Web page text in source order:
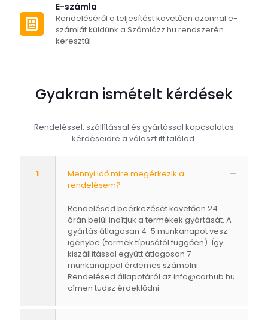
E-számla
Rendeléséről a teljesítést követően azonnal e-
számlát küldünk a Számlázz.hu rendszerén
keresztül.
Gyakran ismételt kérdések
Rendeléssel, szállítással és gyártással kapcsolatos
kérdéseidre a választ itt találod.
1
Mennyi idő mire megérkezik a
rendelésem?
Rendelésed beérkezését követően 24
órán belül indítjuk a termékek gyártását. A
gyártás átlagosan 4-5 munkanapot vesz
igénybe (termék típusától függően). Így
kiszállítással együtt átlagosan 7
munkanappal érdemes számolni.
Rendelésed állapotáról az info@carhub.hu
címen tudsz érdeklődni.